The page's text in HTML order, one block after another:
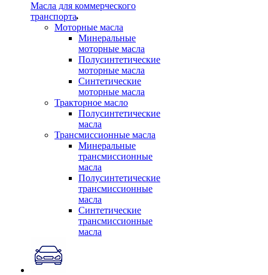
Масла для коммерческого
транспорта
Моторные масла
Минеральные
моторные масла
Полусинтетические
моторные масла
Синтетические
моторные масла
Тракторное масло
Полусинтетические
масла
Трансмиссионные масла
Минеральные
трансмиссионные
масла
Полусинтетические
трансмиссионные
масла
Синтетические
трансмиссионные
масла